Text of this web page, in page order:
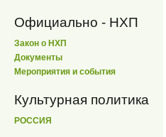
Официально - НХП
Закон о НХП
Документы
Мероприятия и события
Культурная политика
РОССИЯ